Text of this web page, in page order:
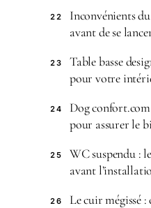
22
Inconvénients
avant de se
23
Table basse
pour votre
24
Dog confort.com
pour assurer le
25
WC suspendu :
avant
26
Le cuir mégissé